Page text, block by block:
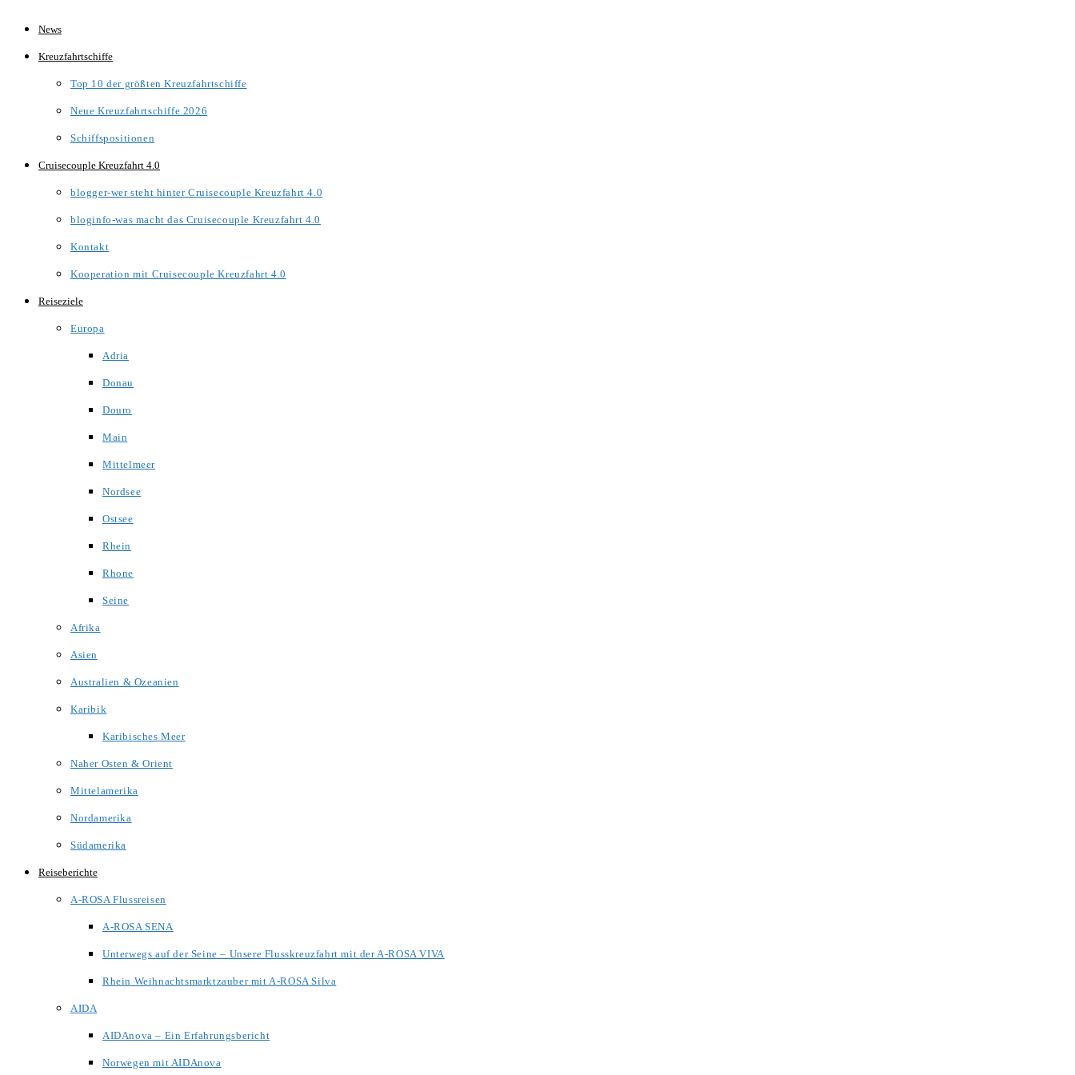
Zum
Inhalt
News
Kreuzfahrtschiffe
Top 10 der größten Kreuzfahrtschiffe
Neue Kreuzfahrtschiffe 2026
Schiffspositionen
Cruisecouple Kreuzfahrt 4.0
blogger-wer steht hinter Cruisecouple Kreuzfahrt 4.0
bloginfo-was macht das Cruisecouple Kreuzfahrt 4.0
Kontakt
Kooperation mit Cruisecouple Kreuzfahrt 4.0
Reiseziele
Europa
Adria
Donau
Douro
Main
Mittelmeer
Nordsee
Ostsee
Rhein
Rhone
Seine
Afrika
Asien
Australien & Ozeanien
Karibik
Karibisches Meer
Naher Osten & Orient
Mittelamerika
Nordamerika
Südamerika
Reiseberichte
A-ROSA Flussreisen
A-ROSA SENA
Unterwegs auf der Seine – Unsere Flusskreuzfahrt mit der A-ROSA VIVA
Rhein Weihnachtsmarktzauber mit A-ROSA Silva
AIDA
AIDAnova – Ein Erfahrungsbericht
Norwegen mit AIDAnova